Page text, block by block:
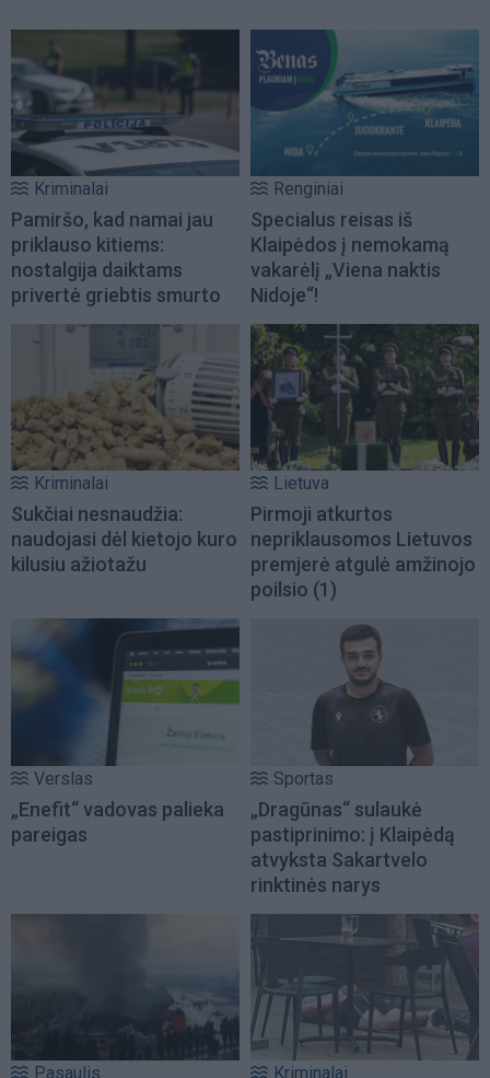
Kriminalai
Pamiršo, kad namai jau
priklauso kitiems:
nostalgija daiktams
privertė griebtis smurto
Renginiai
Specialus reisas iš
Klaipėdos į nemokamą
vakarėlį „Viena naktis
Nidoje“!
Kriminalai
Sukčiai nesnaudžia:
naudojasi dėl kietojo kuro
kilusiu ažiotažu
Lietuva
Pirmoji atkurtos
nepriklausomos Lietuvos
premjerė atgulė amžinojo
poilsio (1)
Verslas
„Enefit“ vadovas palieka
pareigas
Sportas
„Dragūnas“ sulaukė
pastiprinimo: į Klaipėdą
atvyksta Sakartvelo
rinktinės narys
Pasaulis Kriminalai